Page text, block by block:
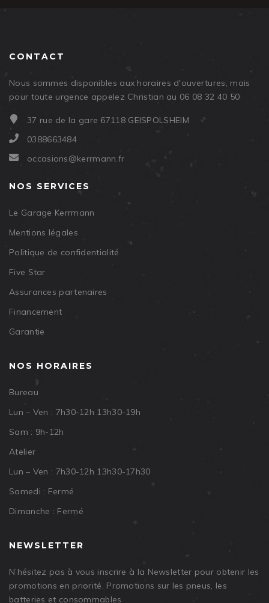
CONTACT
Nous sommes disponibles aux horaires d'ouvertures, mais
pour toute urgence appelez Christian au 06 08 32 40 50
37 rue de la gare 67118 GEISPOLSHEIM
0388663484
occasions@kerrmann.fr
NOS SERVICES
Le Garage Kerrmann
Mentions légales
Politique de confidentialité
Five Star
Assurances partenaires
Financement
Garantie
NOS HORAIRES
Bureau
Lun – Ven : 7h30-12h 13h30-19h
Sam : 9h-12h
Atelier
Lun – Ven : 7h30-12h 13h30-17h30
Samedi : Fermé
Dimanche : Fermé
NEWSLETTER
N’hésitez pas à vous inscrire à la Newsletter pour obtenir les
promotions en priorité. Promotions sur les pneus, les
batteries et consommables